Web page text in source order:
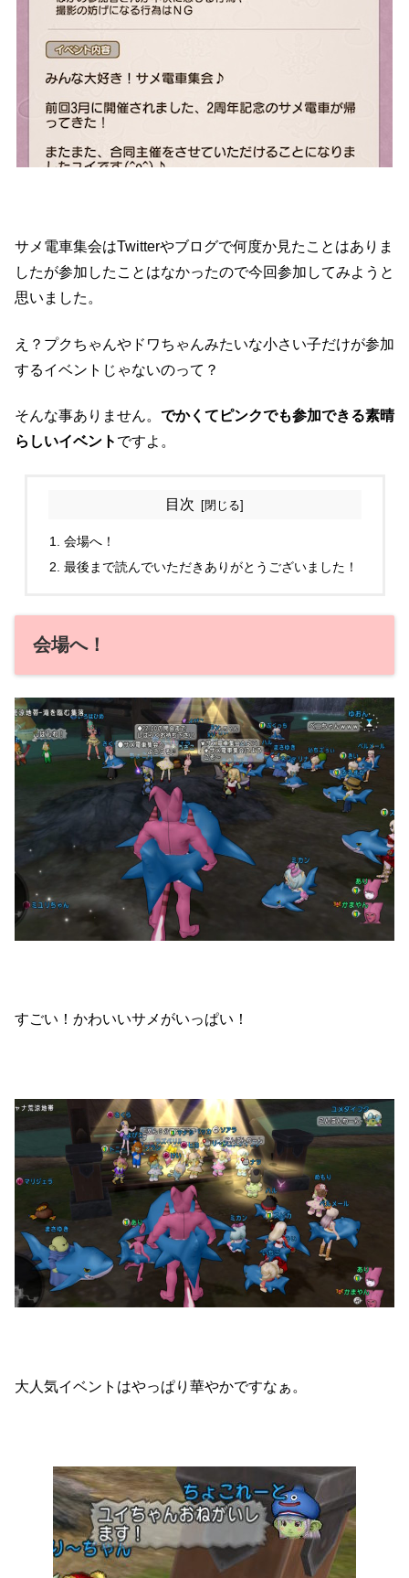
サメ電車集会はTwitterやブログで何度か見たことはありま
したが参加したことはなかったので今回参加してみようと
思いました。
え？プクちゃんやドワちゃんみたいな小さい子だけが参加
するイベントじゃないのって？
そんな事ありません。 でかくてピンクでも参加できる素晴
らしいイベント ですよ。
目次
会場へ！
最後まで読んでいただきありがとうございました！
会場へ！
すごい！かわいいサメがいっぱい！
大人気イベントはやっぱり華やかですなぁ。